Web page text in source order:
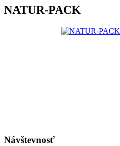
NATUR-PACK
Návštevnosť